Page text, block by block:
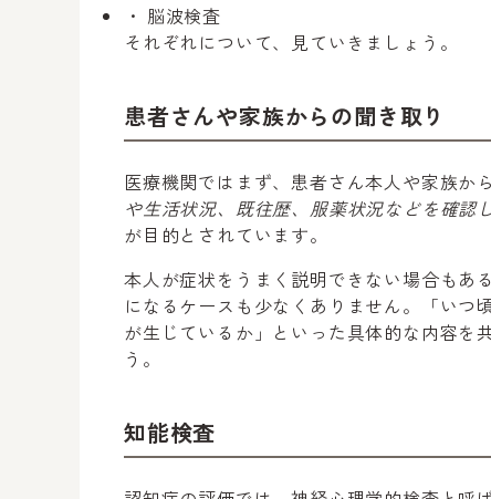
脳波検査
それぞれについて、見ていきましょう。
患者さんや家族からの聞き取り
医療機関ではまず、患者さん本人や家族か
や生活状況、既往歴、服薬状況などを確認
が目的とされています。
本人が症状をうまく説明できない場合もあ
になるケースも少なくありません。「いつ
が生じているか」といった具体的な内容を
う。
知能検査